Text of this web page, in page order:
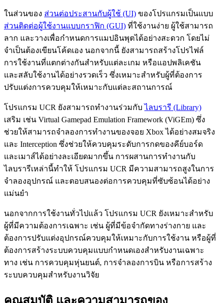
ในส่วนของ ส่วนต่อประสานกับผู้ใช้ (UI) ของโปรแกรมเป็นแบบ
ส่วนติดต่อผู้ใช้งานแบบกราฟิก (GUI) ที่ใช้งานง่าย ผู้ใช้สามารถ
ลาก และวางเพื่อกำหนดการแมปอินพุตได้อย่างสะดวก โดยไม่
จำเป็นต้องเขียนโค้ดเอง นอกจากนี้ ยังสามารถสร้างโปรไฟล์
การใช้งานที่แตกต่างกันสำหรับแต่ละเกม หรือแอปพลิเคชัน
และสลับใช้งานได้อย่างรวดเร็ว ซึ่งเหมาะสำหรับผู้ที่ต้องการ
ปรับแต่งการควบคุมให้เหมาะกับแต่ละสถานการณ์
โปรแกรม UCR ยังสามารถทำงานร่วมกับไลบรารี (Library)
เสริม เช่น Virtual Gamepad Emulation Framework (ViGEm) ซึ่ง
ช่วยให้สามารถจำลองการทำงานของจอย Xbox ได้อย่างสมจริง
และ Interception ซึ่งช่วยให้ควบคุมระดับการกดของคีย์บอร์ด
และเมาส์ได้อย่างละเอียดมากขึ้น การผสานการทำงานกับ
ไลบรารีเหล่านี้ทำให้ โปรแกรม UCR มีความสามารถสูงในการ
จำลองอุปกรณ์ และตอบสนองต่อการควบคุมที่ซับซ้อนได้อย่าง
แม่นยำ
นอกจากการใช้งานทั่วไปแล้ว โปรแกรม UCR ยังเหมาะสำหรับ
ผู้ที่มีความต้องการเฉพาะ เช่น ผู้ที่มีข้อจำกัดทางร่างกาย และ
ต้องการปรับแต่งอุปกรณ์ควบคุมให้เหมาะกับการใช้งาน หรือผู้ที่
ต้องการสร้างระบบควบคุมแบบกำหนดเองสำหรับงานเฉพาะ
ทาง เช่น การควบคุมหุ่นยนต์, การจำลองการบิน หรือการสร้าง
ระบบควบคุมสำหรับงานวิจัย